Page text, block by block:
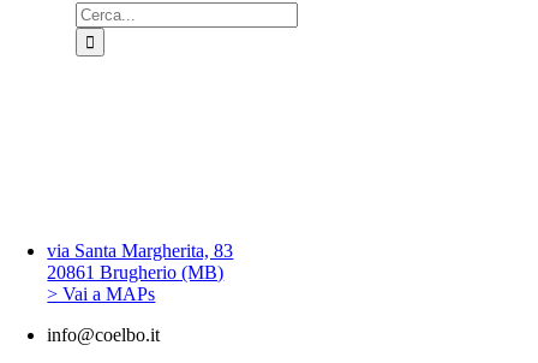
Cerca
per:
via Santa Margherita, 83
20861 Brugherio (MB)
> Vai a MAPs
info@coelbo.it